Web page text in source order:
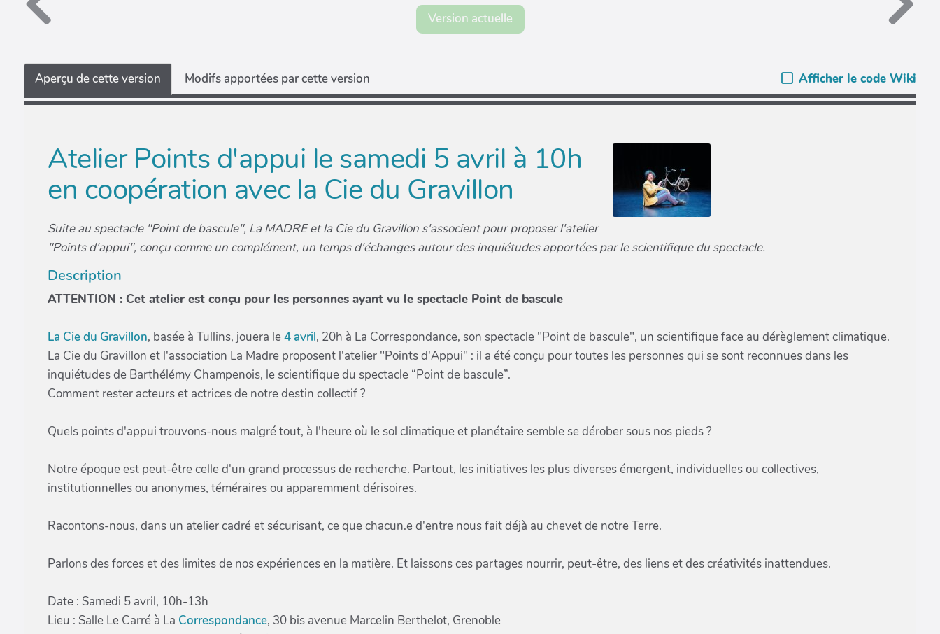
Version actuelle
Aperçu de cette version Modifs apportées par cette version Afficher le code Wiki
Atelier Points d'appui le samedi 5 avril à 10h
en coopération avec la Cie du Gravillon
Suite au spectacle "Point de bascule", La MADRE et la Cie du Gravillon s'associent pour proposer l'atelier
"Points d'appui", conçu comme un complément, un temps d'échanges autour des inquiétudes apportées par le scientifique du spectacle.
Description
ATTENTION : Cet atelier est conçu pour les personnes ayant vu le spectacle Point de bascule
La Cie du Gravillon, basée à Tullins, jouera le4 avril, 20h à La Correspondance, son spectacle "Point de bascule", un scientifique face au dérèglement climatique.
La Cie du Gravillon et l'association La Madre proposent l'atelier "Points d'Appui" : il a été conçu pour toutes les personnes qui se sont reconnues dans les
inquiétudes de Barthélémy Champenois, le scientifique du spectacle “Point de bascule”.
Comment rester acteurs et actrices de notre destin collectif ?
Quels points d'appui trouvons-nous malgré tout, à l'heure où le sol climatique et planétaire semble se dérober sous nos pieds ?
Notre époque est peut-être celle d'un grand processus de recherche. Partout, les initiatives les plus diverses émergent, individuelles ou collectives,
institutionnelles ou anonymes, téméraires ou apparemment dérisoires.
Racontons-nous, dans un atelier cadré et sécurisant, ce que chacun.e d'entre nous fait déjà au chevet de notre Terre.
Parlons des forces et des limites de nos expériences en la matière. Et laissons ces partages nourrir, peut-être, des liens et des créativités inattendues.
Date : Samedi 5 avril, 10h-13h
Lieu : Salle Le Carré à La Correspondance, 30 bis avenue Marcelin Berthelot, Grenoble